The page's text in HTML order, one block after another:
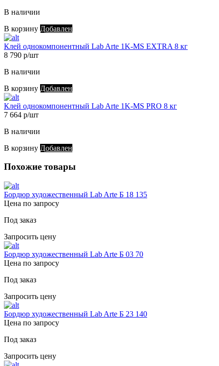
В наличии
В корзину Добавлен
Клей однокомпонентный Lab Arte 1K-MS EXTRA 8 кг
8 790 р/шт
В наличии
В корзину Добавлен
Клей однокомпонентный Lab Arte 1K-MS PRO 8 кг
7 664 р/шт
В наличии
В корзину Добавлен
Похожие товары
Бордюр художественный Lab Arte Б 18 135
Цена по запросу
Под заказ
Запросить цену
Бордюр художественный Lab Arte Б 03 70
Цена по запросу
Под заказ
Запросить цену
Бордюр художественный Lab Arte Б 23 140
Цена по запросу
Под заказ
Запросить цену